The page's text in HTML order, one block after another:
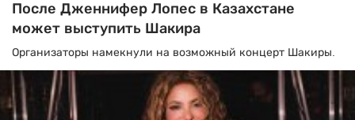
После Дженнифер Лопес в Казахстане
может выступить Шакира
Организаторы намекнули на возможный концерт Шакиры.